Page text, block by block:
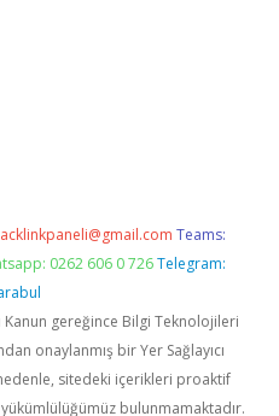
Teams:
0262 606 0 726 Telegram:
Kanun gereğince Bilgi Teknolojileri
onaylanmış bir Yer Sağlayıcı
sitedeki içerikleri proaktif
bulunmamaktadır.